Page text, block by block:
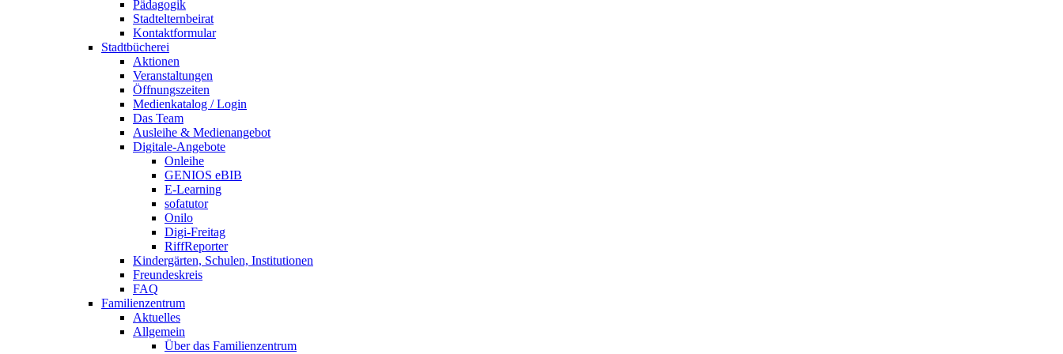
Pädagogik
Stadtelternbeirat
Kontaktformular
Stadtbücherei
Aktionen
Veranstaltungen
Öffnungszeiten
Medienkatalog / Login
Das Team
Ausleihe & Medienangebot
Digitale-Angebote
Onleihe
GENIOS eBIB
E-Learning
sofatutor
Onilo
Digi-Freitag
RiffReporter
Kindergärten, Schulen, Institutionen
Freundeskreis
FAQ
Familienzentrum
Aktuelles
Allgemein
Über das Familienzentrum